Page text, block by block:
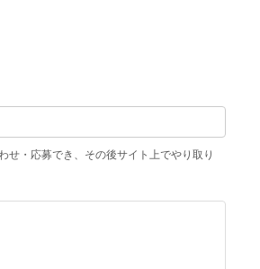
せ・応募でき、その後サイト上でやり取り